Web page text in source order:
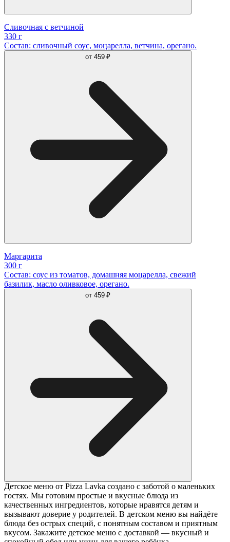
Сливочная с ветчиной
330 г
Состав: сливочный соус, моцарелла, ветчина, орегано.
от 459 ₽
Маргарита
300 г
Состав: соус из томатов, домашняя моцарелла, свежий
базилик, масло оливковое, орегано.
от 459 ₽
Детское меню от Pizza Lavka создано с заботой о маленьких
гостях. Мы готовим простые и вкусные блюда из
качественных ингредиентов, которые нравятся детям и
вызывают доверие у родителей. В детском меню вы найдёте
блюда без острых специй, с понятным составом и приятным
вкусом. Закажите детское меню с доставкой — вкусный и